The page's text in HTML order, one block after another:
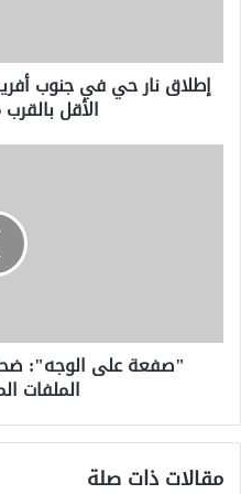
أشخاص
على
إطلاق نار حي في جنوب
الأقل
المنقحة
بشدة"صفعة على الوجه":
الملفات
مقالات ذات صلة